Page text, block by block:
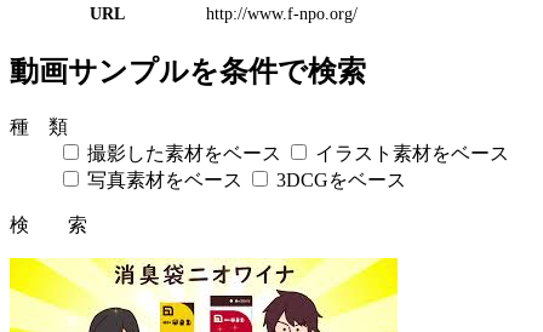
URL
http://www.f-npo.org/
動画サンプルを条件で検索
種 類
撮影した素材をベース
イラスト素材をベース
写真素材をベース
3DCGをベース
検 索